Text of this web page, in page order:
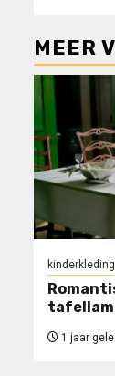
MEER
kinderkleding
1 jaar